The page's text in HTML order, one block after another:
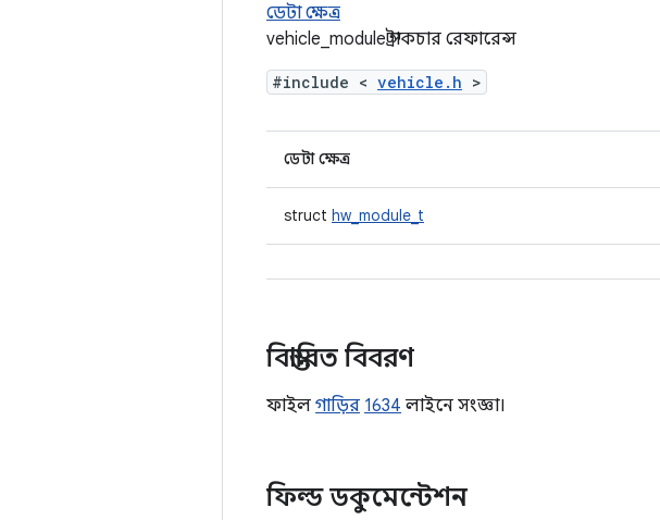
ডেটা ক্ষেত্র
vehicle_module স্ট্রাকচার রেফারেন্স
#include < vehicle.h >
ডেটা ক্ষেত্র
struct hw_module_t
বিস্তারিত বিবরণ
ফাইল গাড়ির 1634 লাইনে সংজ্ঞা।
ফিল্ড ডকুমেন্টেশন